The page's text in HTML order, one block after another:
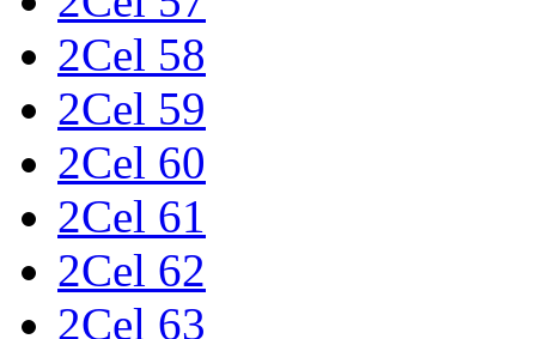
2Cel 58
2Cel 59
2Cel 60
2Cel 61
2Cel 62
2Cel 63